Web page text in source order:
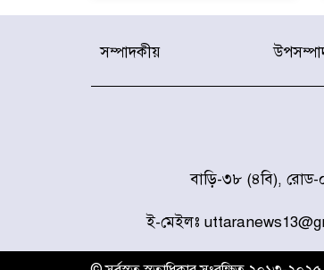
সম্পাদকীয়
বাড়ি-৩৮ (৪বি), রোড-
ই-মেইলঃ